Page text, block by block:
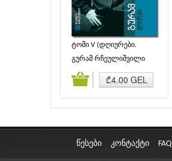
ტომი V (დღიურები.
ჩანაწერები)
გურამ რჩეულიშვილი
₾4.00 GEL
კალათაში დამატება
წესები კონტაქტი FAQ